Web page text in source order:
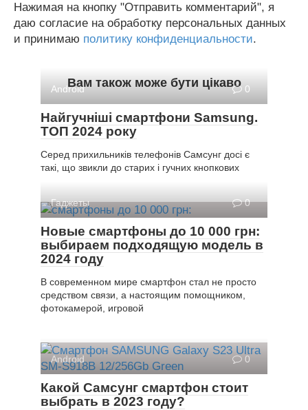
Нажимая на кнопку "Отправить комментарий", я
даю согласие на обработку персональных данных
и принимаю политику конфиденциальности.
Вам також може бути цікаво
Android 0
Найгучніші смартфони Samsung.
ТОП 2024 року
Серед прихильників телефонів Самсунг досі є
такі, що звикли до старих і гучних кнопкових
Гаджеты 0
Новые смартфоны до 10 000 грн:
выбираем подходящую модель в
2024 году
В современном мире смартфон стал не просто
средством связи, а настоящим помощником,
фотокамерой, игровой
Android 0
Какой Самсунг смартфон стоит
выбрать в 2023 году?